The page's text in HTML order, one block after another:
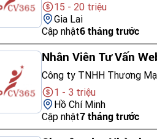
15 - 20 triệu
Gia Lai
Cập nhật6 tháng trước
Nhân Viên Tư Vấn
Công ty TNHH Thương
1 - 3 triệu
Hồ Chí Minh
Cập nhật7 tháng trước